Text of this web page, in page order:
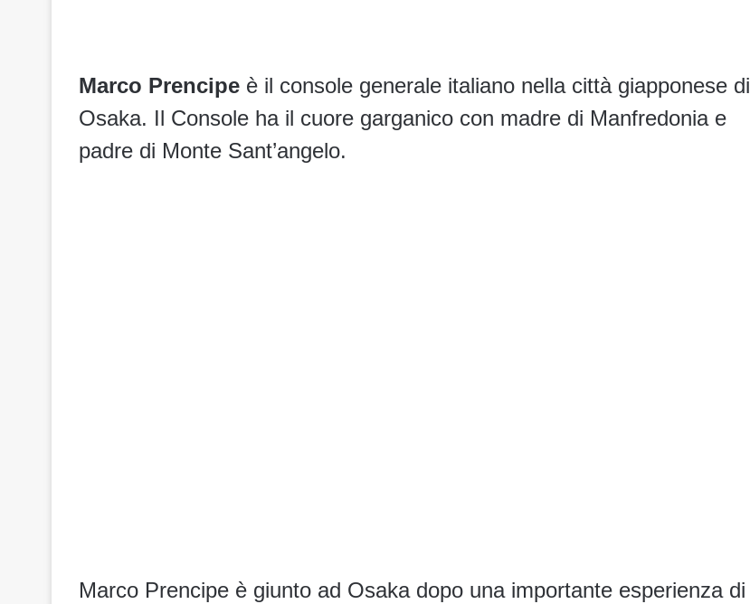
Marco Prencipe è il console generale italiano nella città giapponese di
Osaka. Il Console ha il cuore garganico con madre di Manfredonia e
padre di Monte Sant’angelo.
Marco Prencipe è giunto ad Osaka dopo una importante esperienza di